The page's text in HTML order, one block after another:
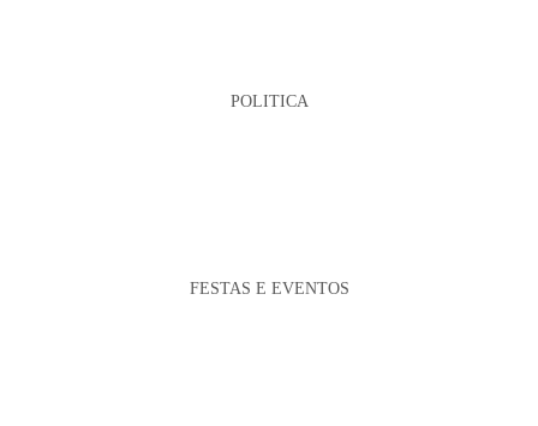
POLITICA
FESTAS E EVENTOS